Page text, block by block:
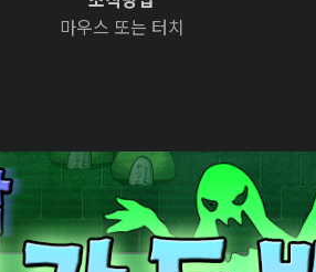
마우스 또는 터치